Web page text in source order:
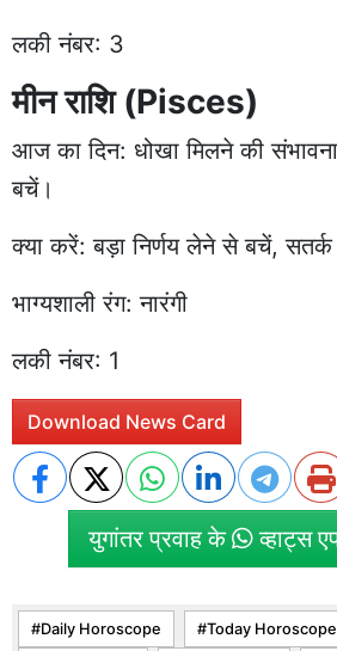
लकी नंबर: 3
मीन राशि (Pisces)
आज का दिन: धोखा मिलने की
बचें।
क्या करें: बड़ा निर्णय लेने से बचें, सतर्क
भाग्यशाली रंग: नारंगी
लकी नंबर: 1
Download News Card
युगांतर प्रवाह के व्हाट्स
Daily Horoscope Today